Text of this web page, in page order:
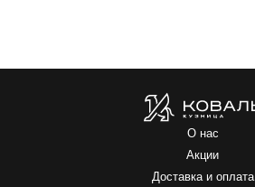
О нас
Акции
Доставка и оплата